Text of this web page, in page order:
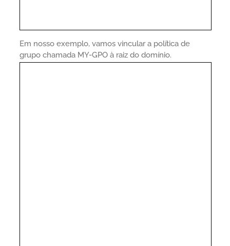
Em nosso exemplo, vamos vincular a política de
grupo chamada MY-GPO à raiz do domínio.